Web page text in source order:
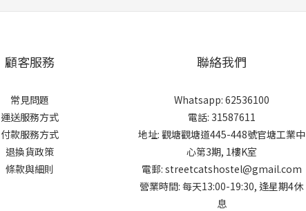
顧客服務
常見問題
運送服務方式
付款服務方式
退換貨政策
條款與細則
聯絡我們
Whatsapp: 62536100
電話: 31587611
地址: 觀塘觀塘道445-448號官塘工業中
心第3期, 1樓K室
電郵: streetcatshostel@gmail.com
營業時間: 每天13:00-19:30, 逢星期4休
息